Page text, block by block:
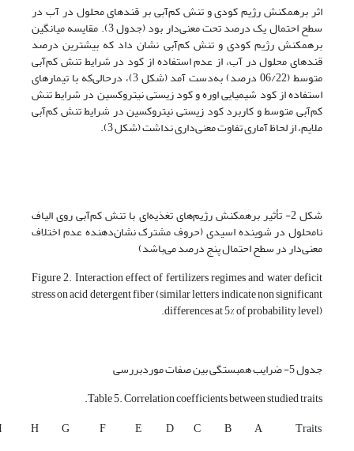
اثر برهمکنش رژیم کودی و تنش کم‌آبی بر قندهای محلول در آب در
سطح احتمال یک درصد تحت معنی‌دار بود (جدول 3). مقایسه میانگین
برهمکنش رژیم کودی و تنش کم‌آبی نشان داد که بیشترین درصد
قندهای محلول در آب، از عدم استفاده از کود در شرایط تنش کم‌آبی
متوسط (06/22 درصد) به‌دست آمد (شکل 3)، درحالی‌که با تیمارهای
استفاده از کود شیمیایی اوره و کود زیستی نیتروکسین در شرایط تنش
کم‌آبی متوسط و کاربرد کود زیستی نیتروکسین در شرایط تنش کم‌آبی
ملایم، از لحاظ آماری تفاوت معنی‌داری نداشت (شکل 3).
شکل 2- تأثیر برهمکنش رژیم‌های تغذیه‌ای با تنش کم‌آبی روی الیاف
نامحلول در شوینده اسیدی (حروف مشترک نشان‌دهنده عدم اختلاف
معنی‌دار در سطح احتمال پنج درصد می‌باشد)
Figure 2. Interaction effect of fertilizers regimes and water deficit
stress on acid detergent fiber (similar letters indicate non significant
differences at 5% of probability level).
جدول 5- ضرایب همبستگی بین صفات موردبررسی
Table 5. Correlation coefficients between studied traits.
Traits
A
B
C
D
E
F
G
H